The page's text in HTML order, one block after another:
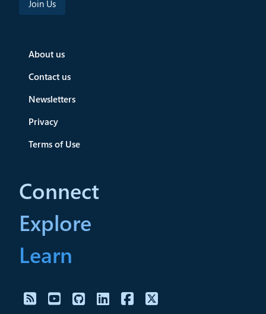
About us
Contact us
Newsletters
Privacy
Terms of Use
Connect
Explore
Learn